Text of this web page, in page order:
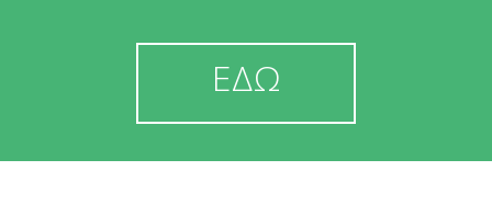
ΕΔΩ
Τεχνικές Προδιαγραφές